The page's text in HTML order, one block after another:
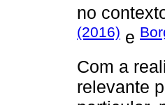
no
(2016) e
Com a
relevante